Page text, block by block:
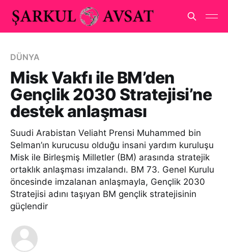
DÜNYA
Misk Vakfı ile BM’den
Gençlik 2030 Stratejisi’ne
destek anlaşması
Suudi Arabistan Veliaht Prensi Muhammed bin
Selman’ın kurucusu olduğu insani yardım kuruluşu
Misk ile Birleşmiş Milletler (BM) arasında stratejik
ortaklık anlaşması imzalandı. BM 73. Genel Kurulu
öncesinde imzalanan anlaşmayla, Gençlik 2030
Stratejisi adını taşıyan BM gençlik stratejisinin
güçlendir